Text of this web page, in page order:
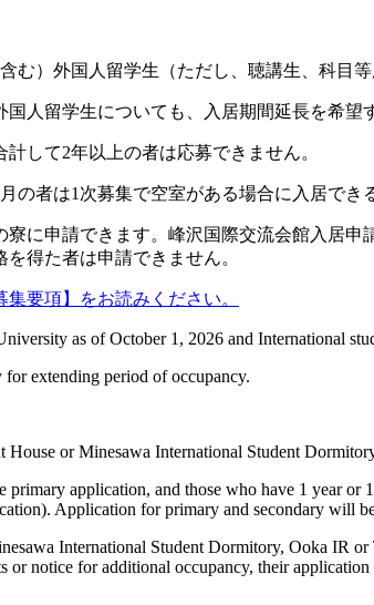
む）外国人留学生（ただし、聴講生、科目等
人留学生についても、入居期間延長を希望
して2年以上の者は応募できません。
の者は1次募集で空室がある場合に入居で
に申請できます。峰沢国際交流会館入居申
得た者は申請できません。
要項】をお読みください。
as of October 1, 2026 and International
extending period of occupancy.
or Minesawa International Student
application, and those who have 1 year
Application for primary and secondary will
International Student Dormitory, Ooka IR
notice for additional occupancy, their